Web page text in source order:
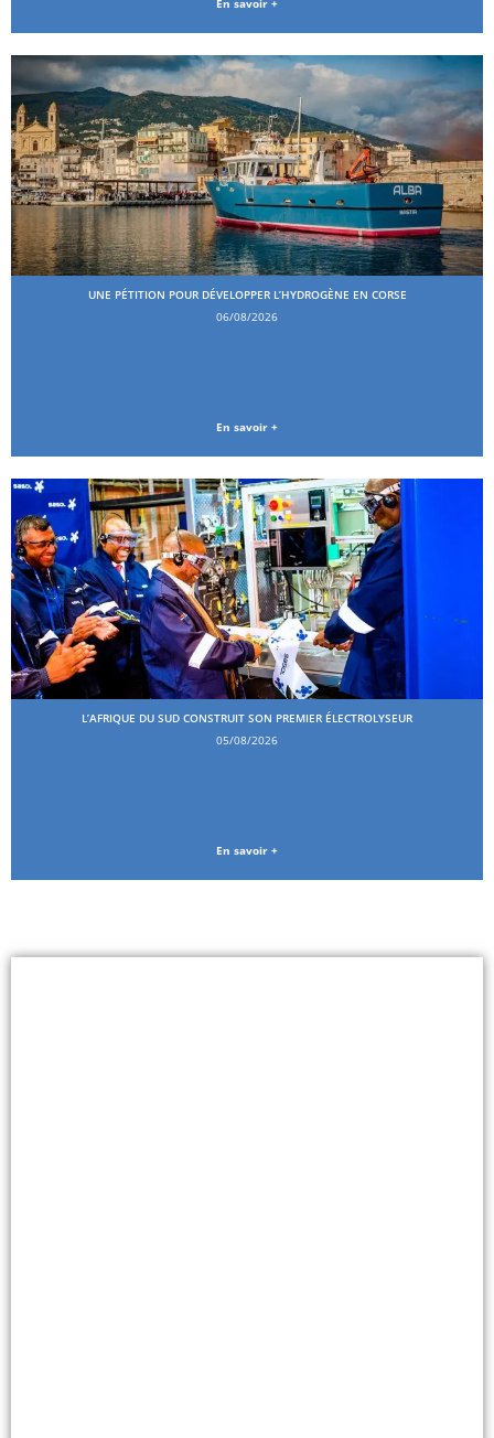
En savoir +
UNE PÉTITION POUR DÉVELOPPER L’HYDROGÈNE EN CORSE
06/08/2026
En savoir +
L’AFRIQUE DU SUD CONSTRUIT SON PREMIER ÉLECTROLYSEUR
05/08/2026
En savoir +